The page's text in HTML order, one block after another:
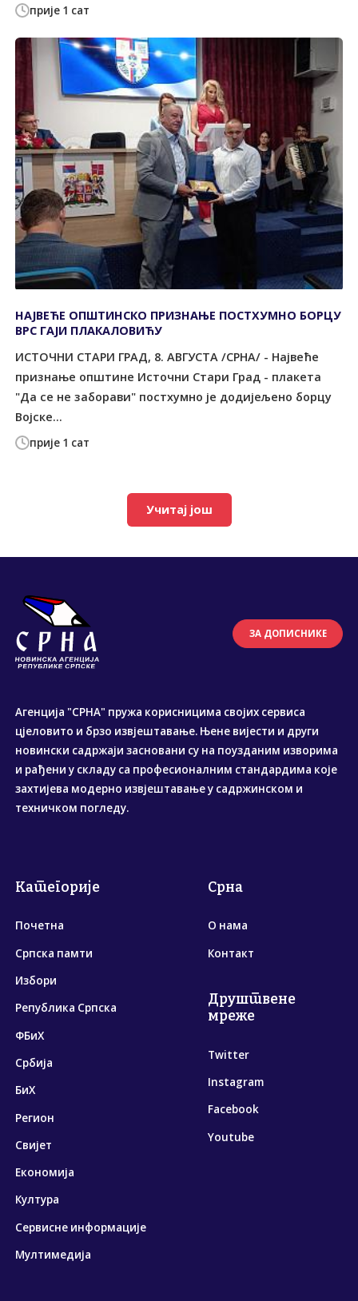
прије 1 сат
прије 1 сат
НАЈВЕЋЕ ОПШТИНСКО ПРИЗНАЊЕ ПОСТХУМНО БОРЦУ
ВРС ГАЈИ ПЛАКАЛОВИЋУ
ИСТОЧНИ СТАРИ ГРАД, 8. АВГУСТА /СРНА/ - Највеће
признање општине Источни Стари Град - плакета
"Да се не заборави" постхумно је додијељено борцу
Војске...
Учитај још
ЗА ДОПИСНИКЕ
Агенција "СРНА" пружа корисницима својих сервиса
цјеловито и брзо извјештавање. Њене вијести и други
новински садржаји засновани су на поузданим изворима
и рађени у складу са професионалним стандардима које
захтијева модерно извјештавање у садржинском и
техничком погледу.
Категорије
Почетна
Српска памти
Избори
Република Српска
ФБиХ
Србија
БиХ
Регион
Свијет
Економија
Култура
Сервисне информације
Мултимедија
Срна
О нама
Контакт
Друштвене
мреже
Twitter
Instagram
Facebook
Youtube